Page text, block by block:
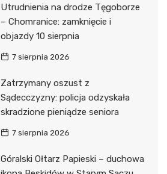
Utrudnienia na drodze Tęgoborze
– Chomranice: zamknięcie i
objazdy 10 sierpnia
7 sierpnia 2026
Zatrzymany oszust z
Sądecczyzny: policja odzyskała
skradzione pieniądze seniora
7 sierpnia 2026
Góralski Ołtarz Papieski – duchowa